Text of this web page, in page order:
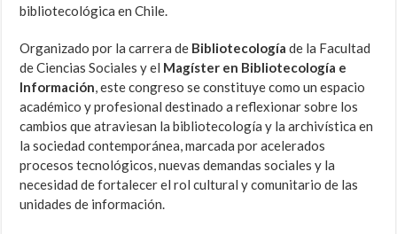
bibliotecológica en Chile.
Organizado por la carrera de Bibliotecología de la Facultad
de Ciencias Sociales y el Magíster en Bibliotecología e
Información,este congreso se constituye como un espacio
académico y profesional destinado a reflexionar sobre los
cambios que atraviesan la bibliotecología y la archivística en
la sociedad contemporánea, marcada por acelerados
procesos tecnológicos, nuevas demandas sociales y la
necesidad de fortalecer el rol cultural y comunitario de las
unidades de información.